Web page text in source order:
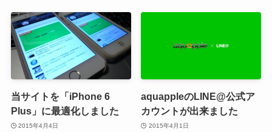
当サイトを「iPhone 6
Plus」に最適化しました
2015年4月4日
aquappleのLINE@公式ア
カウントが出来ました
2015年4月1日